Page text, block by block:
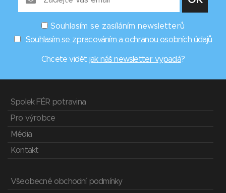
Souhlasím se zasíláním newsletterů
Souhlasím se zpracováním a ochranou osobních údajů
Chcete vidět jak náš newsletter vypadá?
Spolek FÉR potravina
Pro výrobce
Média
Kontakt
Všeobecné obchodní podmínky